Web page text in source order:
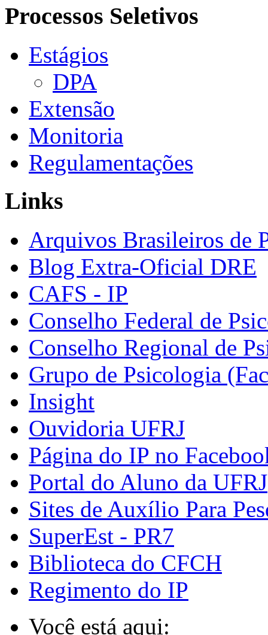
Processos Seletivos
Estágios
DPA
Extensão
Monitoria
Regulamentações
Links
Arquivos Brasileiros de
Blog Extra-Oficial DRE
CAFS - IP
Conselho Federal de
Conselho Regional de
Grupo de Psicologia
Insight
Ouvidoria UFRJ
Página do IP no
Portal do Aluno da UFRJ
Sites de Auxílio Para
SuperEst - PR7
Biblioteca do CFCH
Regimento do IP
Você está aqui: